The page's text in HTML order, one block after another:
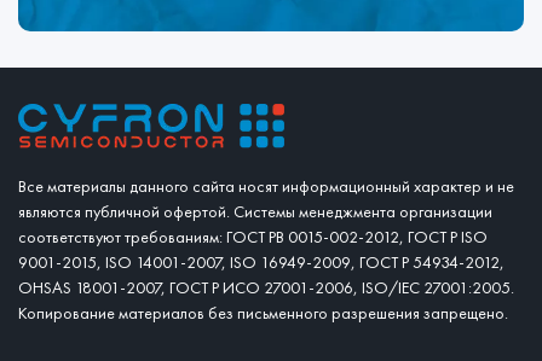
Все материалы данного сайта носят информационный характер и не
являются публичной офертой. Системы менеджмента организации
соответствуют требованиям: ГОСТ РВ 0015-002-2012, ГОСТ Р ISO
9001-2015, ISO 14001-2007, ISO 16949-2009, ГОСТ Р 54934-2012,
OHSAS 18001-2007, ГОСТ Р ИСО 27001-2006, ISO/IEC 27001:2005.
Копирование материалов без письменного разрешения запрещено.